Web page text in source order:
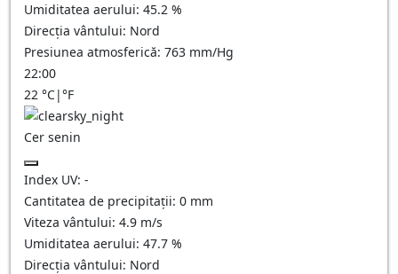
Umiditatea aerului: 45.2 %
Direcția vântului: Nord
Presiunea atmosferică: 763 mm/Hg
22:00
22 °C|°F
Cer senin
Index UV: -
Cantitatea de precipitații: 0 mm
Viteza vântului: 4.9 m/s
Umiditatea aerului: 47.7 %
Direcția vântului: Nord